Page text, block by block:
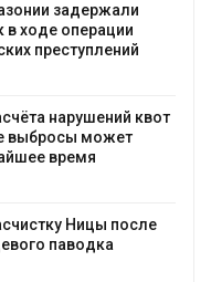
задержали
в ходе операции
преступлений
нарушений квот
выбросы может
время
Ницы после
паводка